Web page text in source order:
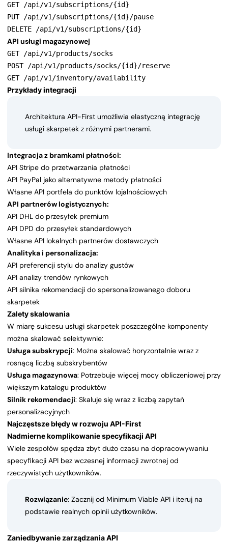
GET /api/v1/subscriptions/{id}
PUT /api/v1/subscriptions/{id}/pause
DELETE /api/v1/subscriptions/{id}
API usługi magazynowej
GET /api/v1/products/socks
POST /api/v1/products/socks/{id}/reserve
GET /api/v1/inventory/availability
Przykłady integracji
Architektura API-First umożliwia elastyczną integrację
usługi skarpetek z różnymi partnerami.
Integracja z bramkami płatności:
API Stripe do przetwarzania płatności
API PayPal jako alternatywne metody płatności
Własne API portfela do punktów lojalnościowych
API partnerów logistycznych:
API DHL do przesyłek premium
API DPD do przesyłek standardowych
Własne API lokalnych partnerów dostawczych
Analityka i personalizacja:
API preferencji stylu do analizy gustów
API analizy trendów rynkowych
API silnika rekomendacji do spersonalizowanego doboru
skarpetek
Zalety skalowania
W miarę sukcesu usługi skarpetek poszczególne komponenty
można skalować selektywnie:
Usługa subskrypcji: Można skalować horyzontalnie wraz z
rosnącą liczbą subskrybentów
Usługa magazynowa: Potrzebuje więcej mocy obliczeniowej przy
większym katalogu produktów
Silnik rekomendacji: Skaluje się wraz z liczbą zapytań
personalizacyjnych
Najczęstsze błędy w rozwoju API-First
Nadmierne komplikowanie specyfikacji API
Wiele zespołów spędza zbyt dużo czasu na dopracowywaniu
specyfikacji API bez wczesnej informacji zwrotnej od
rzeczywistych użytkowników.
Rozwiązanie: Zacznij od Minimum Viable API i iteruj na
podstawie realnych opinii użytkowników.
Zaniedbywanie zarządzania API